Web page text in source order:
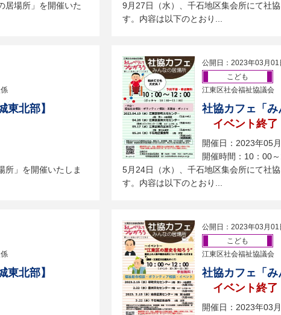
居場所」を開催いた
9月27日（水）、千石地区集会所にて社
す。内容は以下のとおり...
東北部】
所」を開催いたしま
公開日：2023年03月01
こども
江東区社会福祉協議
社協カフェ「み
イベント終了
開催日：2023年05
開催時間：10：00
5月24日（水）、千石地区集会所にて社
す。内容は以下のとおり...
東北部】
公開日：2023年03月01
こども
江東区社会福祉協議
社協カフェ「み
イベント終了
開催日：2023年03